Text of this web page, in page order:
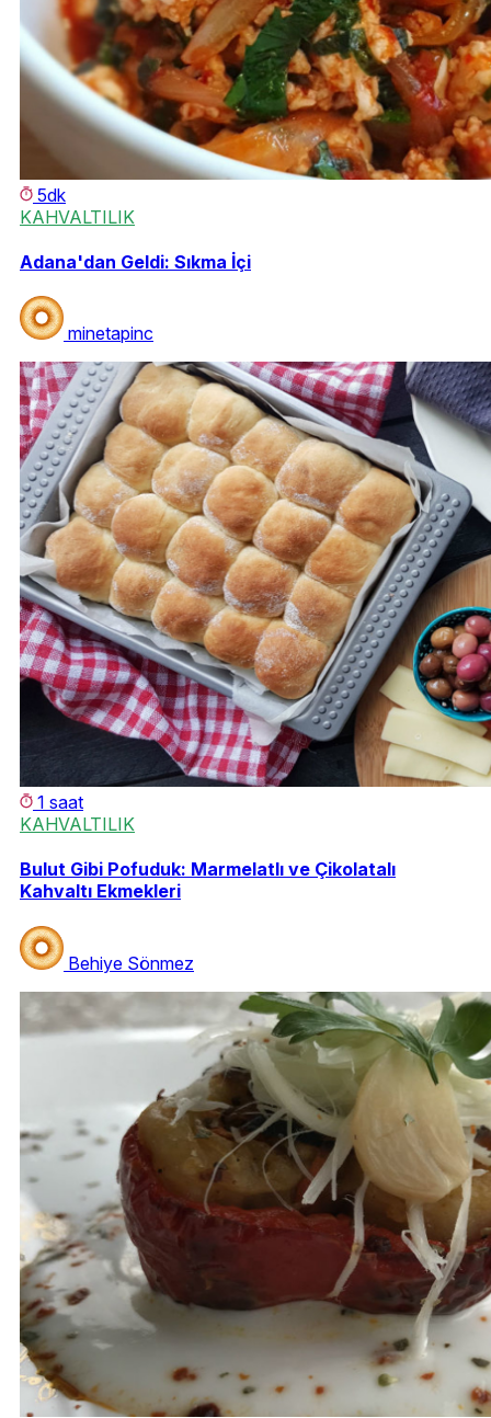
5dk
KAHVALTILIK
Adana'dan Geldi: Sıkma İçi
minetapinc
1 saat
KAHVALTILIK
Bulut Gibi Pofuduk: Marmelatlı ve Çikolatalı
Kahvaltı Ekmekleri
Behiye Sönmez